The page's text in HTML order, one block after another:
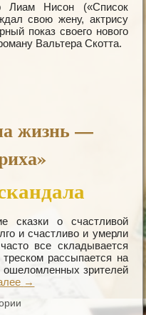
Лиам Нисон («Список
свою жену, актрису
показ своего нового
Вальтера Скотта.
жизнь —
сказки о счастливой
и счастливо и умерли
все складывается
рассыпается на
ошеломленных зрителей
→